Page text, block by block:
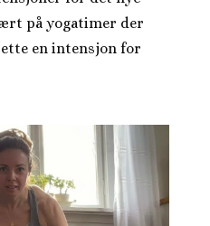
på yogatimer der
en intensjon for